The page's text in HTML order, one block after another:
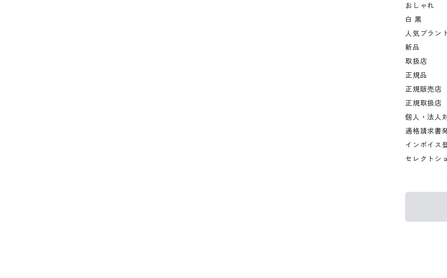
おしゃれ
白 黒
人気ブラン
新品
取扱店
正規品
正規販売店
正規取扱店
個人・法人
適格請求書
インボイス
セレクトシ